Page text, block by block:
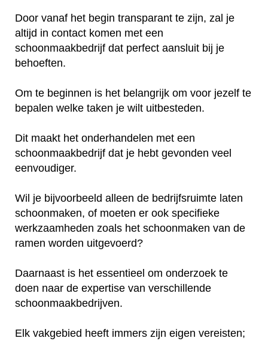
Door vanaf het begin transparant te zijn, zal je
altijd in contact komen met een
schoonmaakbedrijf dat perfect aansluit bij je
behoeften.
Om te beginnen is het belangrijk om voor jezelf te
bepalen welke taken je wilt uitbesteden.
Dit maakt het onderhandelen met een
schoonmaakbedrijf dat je hebt gevonden veel
eenvoudiger.
Wil je bijvoorbeeld alleen de bedrijfsruimte laten
schoonmaken, of moeten er ook specifieke
werkzaamheden zoals het schoonmaken van de
ramen worden uitgevoerd?
Daarnaast is het essentieel om onderzoek te
doen naar de expertise van verschillende
schoonmaakbedrijven.
Elk vakgebied heeft immers zijn eigen vereisten;